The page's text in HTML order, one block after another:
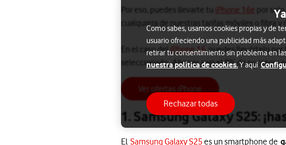
Por eso, puedes llevarte tu iPhone 16e por
cualquiera de nuestras tarifas móviles o fibra y
En el caso deliPhone 16, puedes llevártelo por
seleccionado. ¡Ahorras casi el 8% de su precio
Ver ofertas iPhone
1. Samsung Galaxy S25:
El Samsung Galaxy S25 es un smartphone de
Como sabes, usamos cookies propias y de
usuario ofreciendo una publicidad más
retirar tu consentimiento sin problema en
nuestra política de cookies.Y aquí
Rechazar todas